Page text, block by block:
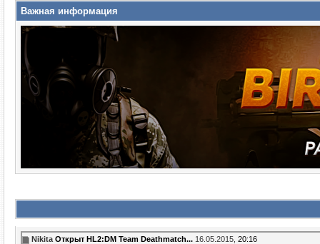
Важная информация
Nikita Открыт HL2:DM Team Deathmatch... 16.05.2015, 20:16